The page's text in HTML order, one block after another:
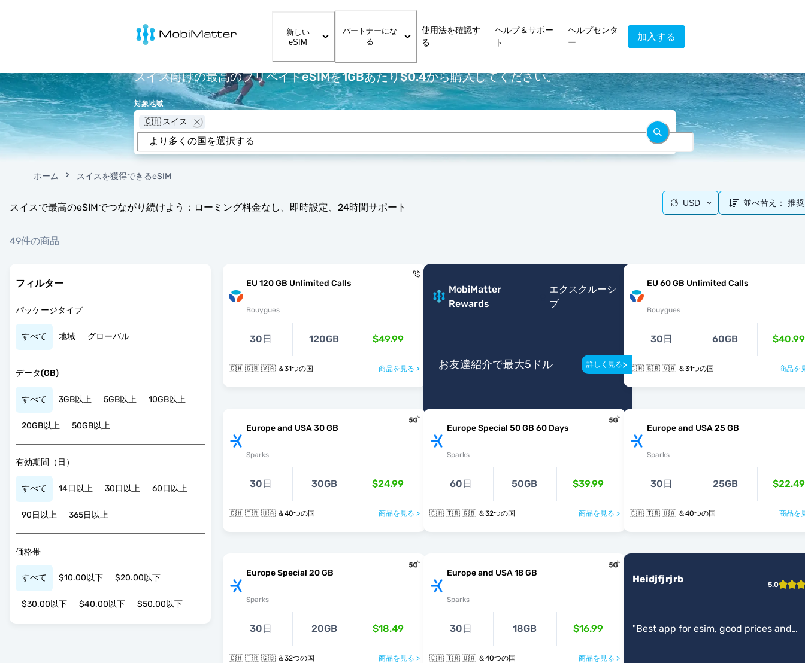
MobiMatter
新しい
eSIM
パートナーにな
る
使用法を確認す
る
ヘルプ＆サポー
ト
ヘルプセンタ
ー
加入する
スイス向けの最高のプリペイドeSIMを1GBあたり$0.4から購入してください。
対象地域
🇨🇭 スイス
ホーム スイスを獲得できるeSIM
スイスで最高のeSIMでつながり続けよう：ローミング料金なし、即時設定、24時間サポート
49件の商品
USD 並べ替え： 推奨
フィルター
パッケージタイプ
すべて 地域 グローバル
データ(GB)
すべて 3GB以上 5GB以上 10GB以上
20GB以上 50GB以上
有効期間（日）
すべて 14日以上 30日以上 60日以上
90日以上 365日以上
価格帯
すべて $10.00以下 $20.00以下
$30.00以下 $40.00以下 $50.00以下
EU 120 GB Unlimited Calls
Bouygues
30日 120GB $49.99
🇨🇭 🇬🇧 🇻🇦 ＆31つの国 商品を見る >
MobiMatter
Rewards
エクスクルーシ
ブ
お友達紹介で最大5ドル 詳しく見る>
EU 60 GB Unlimited Calls
Bouygues
30日 60GB $40.99
🇨🇭 🇬🇧 🇻🇦 ＆31つの国 商品を
Europe and USA 30 GB
Sparks
30日 30GB $24.99
🇨🇭 🇹🇷 🇺🇦 ＆40つの国 商品を見る >
Europe Special 50 GB 60 Days
Sparks
60日 50GB $39.99
🇨🇭 🇹🇷 🇬🇧 ＆32つの国 商品を見る >
Europe and USA 25 GB
Sparks
30日 25GB $22.49
🇨🇭 🇹🇷 🇺🇦 ＆40つの国 商品を
Europe Special 20 GB
Sparks
30日 20GB $18.49
🇨🇭 🇹🇷 🇬🇧 ＆32つの国 商品を見る >
Europe and USA 18 GB
Sparks
30日 18GB $16.99
🇨🇭 🇹🇷 🇺🇦 ＆40つの国 商品を見る >
Heidjfjrjrb 5.0
"Best app for esim, good prices and